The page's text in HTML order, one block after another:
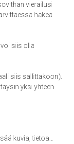
vierailusi
hakea
siis olla
siis sallittakoon).
yksi yhteen
kuvia, tietoa…